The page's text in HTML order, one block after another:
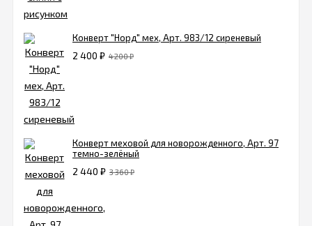
Конверт "Норд" мех, Арт. 983/12 сиреневый
2 400 ₽ 4 200₽
Конверт меховой для новорожденного, Арт. 97
темно-зелёный
2 440 ₽ 3 360₽